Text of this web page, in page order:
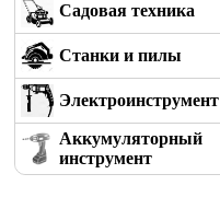
Садовая техника
Станки и пилы
Электроинструмент
Аккумуляторный
инструмент